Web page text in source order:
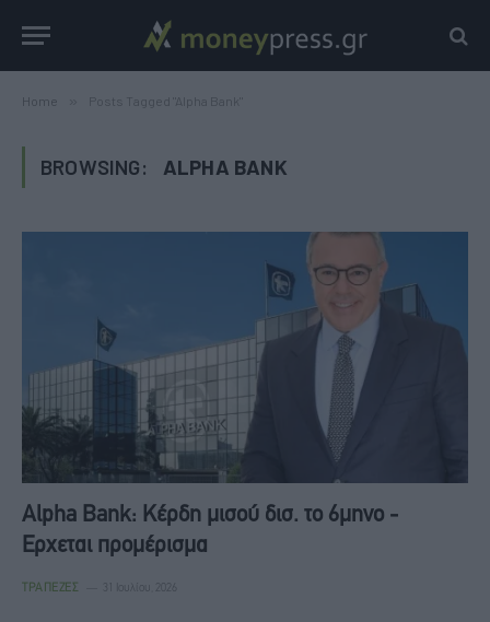
Home Posts Tagged "Alpha Bank"
BROWSING: ALPHA BANK
Alpha Bank: Κέρδη μισού δισ. το 6μηνο -
Ερχεται προμέρισμα
ΤΡΆΠΕΖΕΣ 31 Ιουλίου, 2026